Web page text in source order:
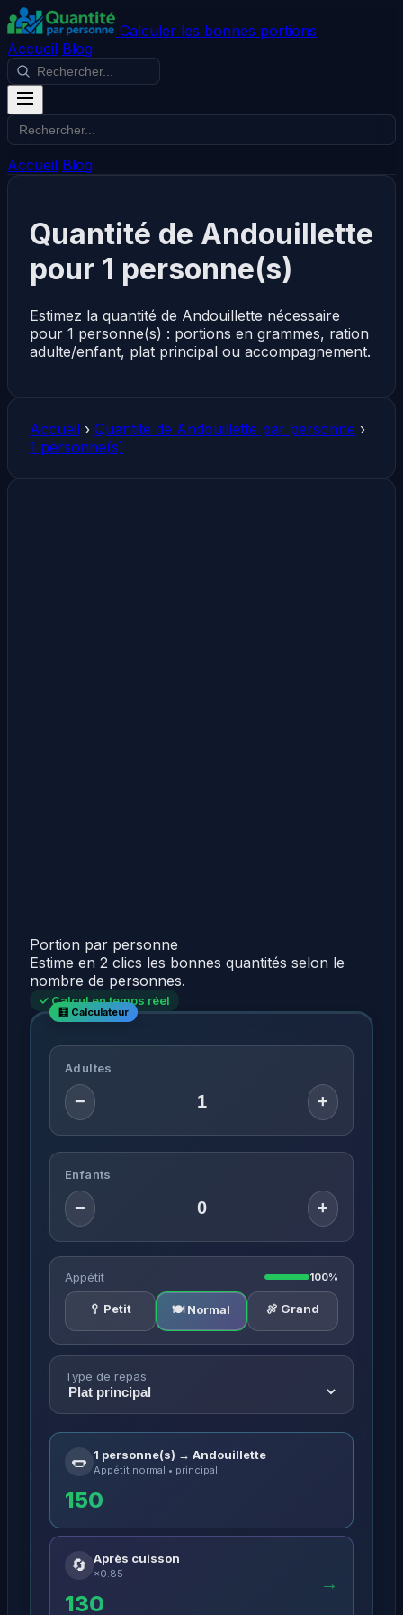
Calculer les bonnes portions
Accueil Blog
Accueil Blog
Quantité de Andouillette
pour 1 personne(s)
Estimez la quantité de Andouillette nécessaire
pour 1 personne(s) : portions en grammes, ration
adulte/enfant, plat principal ou accompagnement.
Accueil › Quantité de Andouillette par personne ›
1 personne(s)
Portion par personne
Estime en 2 clics les bonnes quantités selon le
nombre de personnes.
✓ Calcul en temps réel
Adultes
− +
Enfants
− +
Appétit 100%
🥄 Petit 🍽️ Normal 🍖 Grand
Type de repas
🌭 1 personne(s) → Andouillette
Appétit normal • principal
150
🔄 Après cuisson
×0.85
130
→